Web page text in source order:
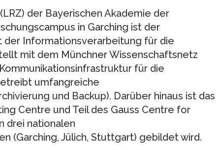
der Bayerischen Akademie der
in Garching ist der
Informationsverarbeitung für die
mit dem Münchner Wissenschaftsnetz
für die
umfangreiche
und Backup). Darüber hinaus ist das
Centre und Teil des Gauss Centre for
drei nationalen
(Garching, Jülich, Stuttgart) gebildet wird.